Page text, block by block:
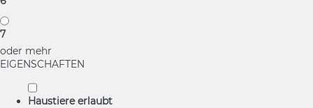
7
oder mehr
EIGENSCHAFTEN
Haustiere erlaubt